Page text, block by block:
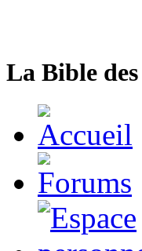
La Bible